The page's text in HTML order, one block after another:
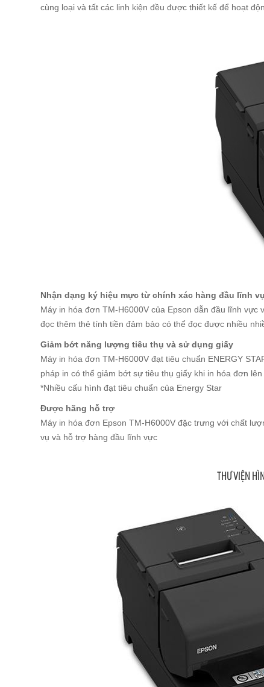
cùng loại và tất các linh kiện đều được thiết kế để hoạt
Nhận dạng ký hiệu mực từ chính xác hàng đầu lĩnh
Máy in hóa đơn TM-H6000V của Epson dẫn đầu lĩnh
đọc thêm thẻ tính tiền đảm bảo có thể đọc được nhiều
Giảm bớt năng lượng tiêu thụ và sử dụng giấy
Máy in hóa đơn TM-H6000V đạt tiêu chuẩn ENERGY
pháp in có thể giảm bớt sự tiêu thụ giấy khi in hóa đơn lên
*Nhiều cấu hình đạt tiêu chuẩn của Energy Star
Được hãng hỗ trợ
Máy in hóa đơn Epson TM-H6000V đặc trưng với chất
vụ và hỗ trợ hàng đầu lĩnh vực
THƯ VIỆN